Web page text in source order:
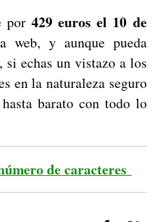
por429 euros el 10 de
web, y aunque pueda
si echas un vistazo a los
en la naturaleza seguro
barato con todo lo
de caracteres